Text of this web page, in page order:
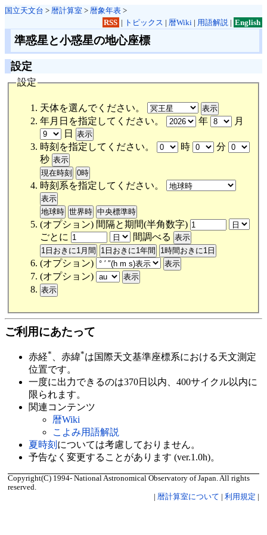
国立天文台 > 暦計算室 > 暦象年表 >
RSS | トピックス | 暦Wiki| 用語解説| English
準惑星と小惑星の地心座標
設定
設定
天体を選んでください。
年月日を指定してください。
年
月
日
時刻を指定してください。
時
分
秒
時刻系を指定してください。
(オプション) 間隔と期間(半角数字)
ごとに
間調べる
(オプション)
(オプション)
ご利用にあたって
赤経* 、赤緯*は国際天文基準座標系における天文測定
位置です。
一度に出力できるのは370日以内、400サイクル以内に
限られます。
関連コンテンツ
暦Wiki
こよみ用語解説
夏時刻 については考慮しておりません。
予告なく変更することがあります (ver.1.0h)。
Copyright(C) 1994- National Astronomical Observatory of Japan. All rights
reserved.
暦計算室について 利用規定